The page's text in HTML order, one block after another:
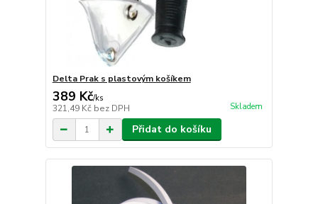
Delta Prak s plastovým košíkem
389 Kč/ks
321,49 Kč bez DPH Skladem
Přidat do košíku